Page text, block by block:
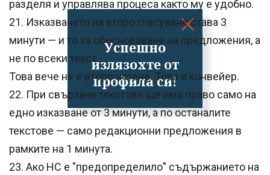
Успешно
излязохте от
профила си!
разделя и управлява процеса както му е удобно.
21. Изказването на второ гласуване става 3
минути — и то за обосноваване на предложения, а
не по всеки текст.
Това вече не е второ четене. Това е конвейер.
22. При свързани текстове ще има право само на
едно изказване от 3 минути, а по останалите
текстове — само редакционни предложения в
рамките на 1 минута.
23. Ако НС е "предопределило" съдържанието на